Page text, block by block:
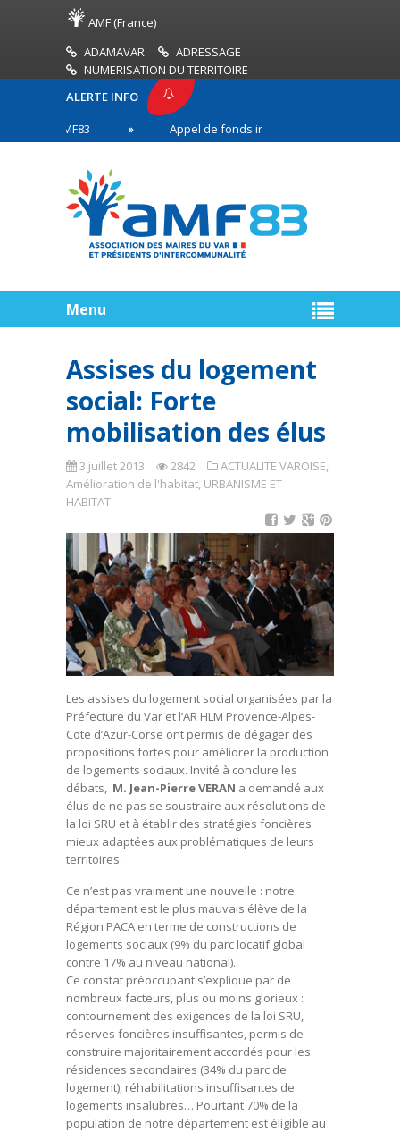
AMF (France)
ADAMAVAR
ADRESSAGE
NUMERISATION DU TERRITOIRE
ALERTE INFO
Appel de fonds incendies de forêt
première ligne
Menu
Assises du logement
social: Forte
mobilisation des élus
3 juillet 2013 2842 ACTUALITE VAROISE,
Amélioration de l'habitat, URBANISME ET
HABITAT
Les assises du logement social organisées par la
Préfecture du Var et l’AR HLM Provence-Alpes-
Cote d’Azur-Corse ont permis de dégager des
propositions fortes pour améliorer la production
de logements sociaux. Invité à conclure les
débats, M. Jean-Pierre VERAN a demandé aux
élus de ne pas se soustraire aux résolutions de
la loi SRU et à établir des stratégies foncières
mieux adaptées aux problématiques de leurs
territoires.
Ce n’est pas vraiment une nouvelle : notre
département est le plus mauvais élève de la
Région PACA en terme de constructions de
logements sociaux (9% du parc locatif global
contre 17% au niveau national).
Ce constat préoccupant s’explique par de
nombreux facteurs, plus ou moins glorieux :
contournement des exigences de la loi SRU,
réserves foncières insuffisantes, permis de
construire majoritairement accordés pour les
résidences secondaires (34% du parc de
logement), réhabilitations insuffisantes de
logements insalubres… Pourtant 70% de la
population de notre département est éligible au